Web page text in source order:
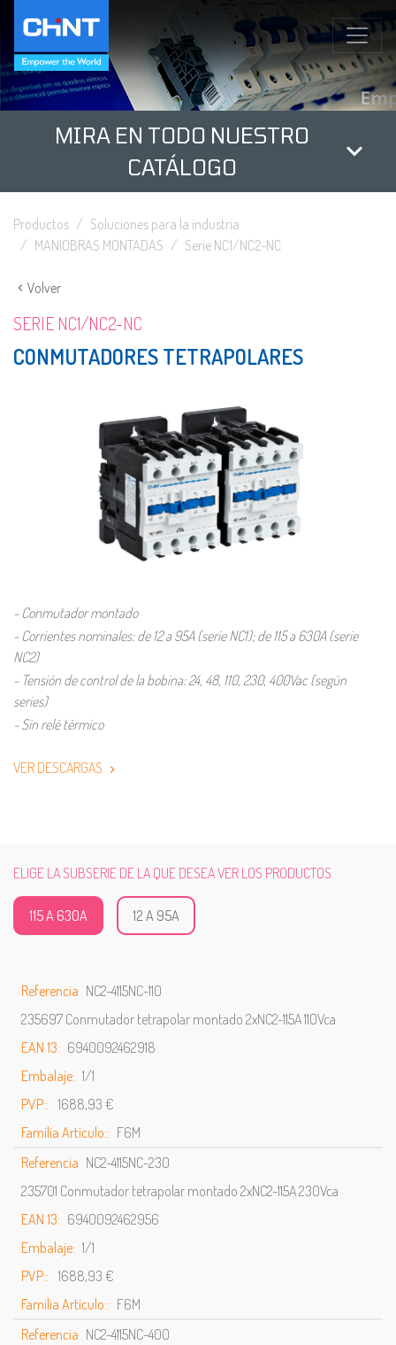
MIRA EN TODO NUESTRO
CATÁLOGO
Productos
Soluciones para la industria
MANIOBRAS MONTADAS
Serie NC1/NC2-NC
Volver
SERIE NC1/NC2-NC
CONMUTADORES TETRAPOLARES
- Conmutador montado
- Corrientes nominales: de 12 a 95A (serie NC1); de 115 a 630A (serie
NC2)
- Tensión de control de la bobina: 24, 48, 110, 230, 400Vac (según
series)
- Sin relé térmico
VER DESCARGAS
ELIGE LA SUBSERIE DE LA QUE DESEA VER LOS PRODUCTOS
115 A 630A 12 A 95A
Referencia NC2-4115NC-110
235697 Conmutador tetrapolar montado 2xNC2-115A 110Vca
EAN 13: 6940092462918
Embalaje: 1/1
PVP:: 1688,93 €
Familia Artículo:: F6M
Referencia NC2-4115NC-230
235701 Conmutador tetrapolar montado 2xNC2-115A 230Vca
EAN 13: 6940092462956
Embalaje: 1/1
PVP:: 1688,93 €
Familia Artículo:: F6M
Referencia NC2-4115NC-400